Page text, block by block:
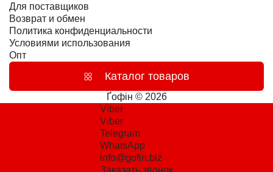
Для поставщиков
Возврат и обмен
Политика конфиденциальности
Условиями использования
Опт
Каталог товаров
Ґофін © 2026
Viber
Viber
Telegram
WhatsApp
info@gofin.biz
Заказать звонок